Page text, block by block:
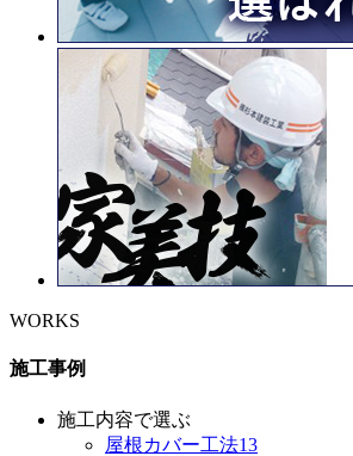
WORKS
施工事例
施工内容で選ぶ
屋根カバー工法13